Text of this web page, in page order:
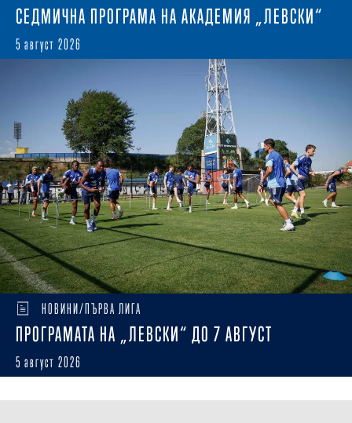
СЕДМИЧНА ПРОГРАМА НА АКАДЕМИЯ „ЛЕВСКИ“
5 август 2026
НОВИНИ/ПЪРВА ЛИГА
ПРОГРАМАТА НА „ЛЕВСКИ“ ДО 7 АВГУСТ
5 август 2026